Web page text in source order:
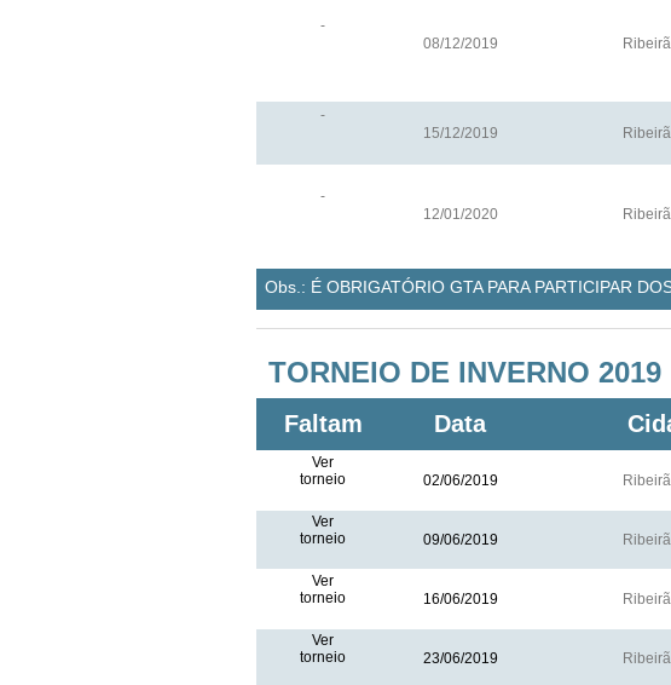
-
08/12/2019
-
15/12/2019
-
12/01/2020
Obs.: É OBRIGATÓRIO GTA PARA PARTICIPAR
TORNEIO DE INVERNO 2019
Faltam Data
Ver
torneio
02/06/2019
Ver
torneio
09/06/2019
Ver
torneio
16/06/2019
Ver
torneio
23/06/2019